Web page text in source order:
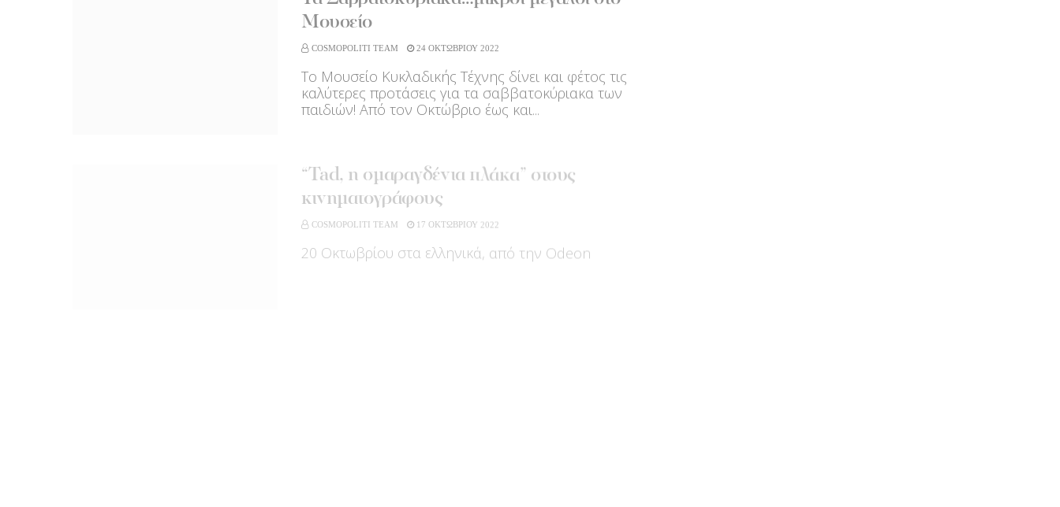
Μουσείο
To Μουσείο Κυκλαδικής Τέχνης δίνει και φέτος τις
καλύτερες προτάσεις για τα σαββατοκύριακα των
παιδιών! Aπό τον Οκτώβριο έως και...
κινηματογράφους
COSMOPOLITI TEAM 17 ΟΚΤΩΒΡΙΟΥ 2022
20 Οκτωβρίου στα ελληνικά, από την Odeon